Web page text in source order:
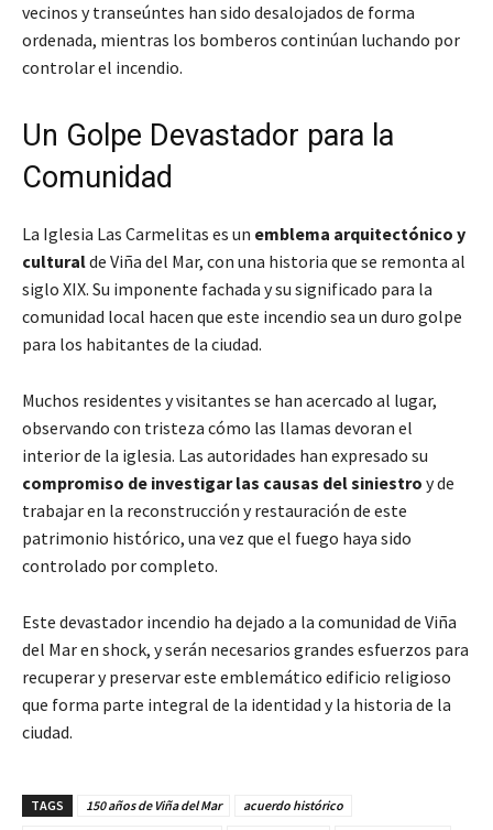
vecinos y transeúntes han sido desalojados de forma
ordenada, mientras los bomberos continúan luchando por
controlar el incendio.
Un Golpe Devastador para la
Comunidad
La Iglesia Las Carmelitas es un emblema arquitectónico y
culturalde Viña del Mar, con una historia que se remonta al
siglo XIX. Su imponente fachada y su significado para la
comunidad local hacen que este incendio sea un duro golpe
para los habitantes de la ciudad.
Muchos residentes y visitantes se han acercado al lugar,
observando con tristeza cómo las llamas devoran el
interior de la iglesia. Las autoridades han expresado su
compromiso de investigar las causas del siniestro y de
trabajar en la reconstrucción y restauración de este
patrimonio histórico, una vez que el fuego haya sido
controlado por completo.
Este devastador incendio ha dejado a la comunidad de Viña
del Mar en shock, y serán necesarios grandes esfuerzos para
recuperar y preservar este emblemático edificio religioso
que forma parte integral de la identidad y la historia de la
ciudad.
TAGS 150 años de Viña del Mar
acuerdo histórico